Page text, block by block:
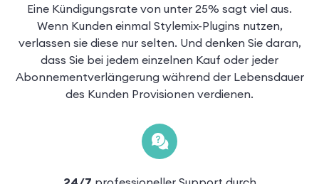
Eine Kündigungsrate von unter 25% sagt viel aus.
Wenn Kunden einmal Stylemix-Plugins nutzen,
verlassen sie diese nur selten. Und denken Sie daran,
dass Sie bei jedem einzelnen Kauf oder jeder
Abonnementverlängerung während der Lebensdauer
des Kunden Provisionen verdienen.